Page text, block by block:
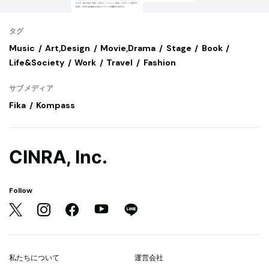
タグ
Music Art,Design Movie,Drama Stage
Book
Life&Society
Work Travel Fashion
サブメディア
Fika Kompass
CINRA, Inc.
Follow
私たちについて 運営会社